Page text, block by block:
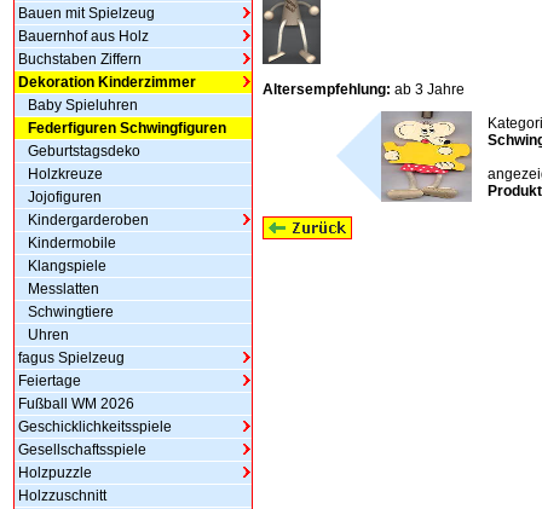
Bauen mit Spielzeug
Bauernhof aus Holz
Buchstaben Ziffern
Dekoration Kinderzimmer
Baby Spieluhren
Federfiguren Schwingfiguren
Geburtstagsdeko
Holzkreuze
Jojofiguren
Kindergarderoben
Kindermobile
Klangspiele
Messlatten
Schwingtiere
Uhren
fagus Spielzeug
Feiertage
Fußball WM 2026
Geschicklichkeitsspiele
Gesellschaftsspiele
Holzpuzzle
Holzzuschnitt
Altersempfehlung: ab 3 Jahre